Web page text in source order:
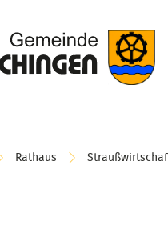
Rathaus